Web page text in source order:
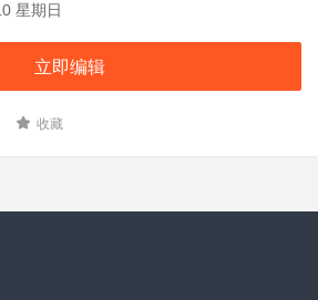
星期日
立即编辑
收藏